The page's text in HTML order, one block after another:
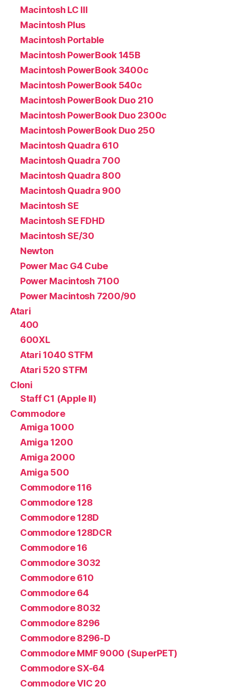
Macintosh LC III
Macintosh Plus
Macintosh Portable
Macintosh PowerBook 145B
Macintosh PowerBook 3400c
Macintosh PowerBook 540c
Macintosh PowerBook Duo 210
Macintosh PowerBook Duo 2300c
Macintosh PowerBook Duo 250
Macintosh Quadra 610
Macintosh Quadra 700
Macintosh Quadra 800
Macintosh Quadra 900
Macintosh SE
Macintosh SE FDHD
Macintosh SE/30
Newton
Power Mac G4 Cube
Power Macintosh 7100
Power Macintosh 7200/90
Atari
400
600XL
Atari 1040 STFM
Atari 520 STFM
Cloni
Staff C1 (Apple II)
Commodore
Amiga 1000
Amiga 1200
Amiga 2000
Amiga 500
Commodore 116
Commodore 128
Commodore 128D
Commodore 128DCR
Commodore 16
Commodore 3032
Commodore 610
Commodore 64
Commodore 8032
Commodore 8296
Commodore 8296-D
Commodore MMF 9000 (SuperPET)
Commodore SX-64
Commodore VIC 20